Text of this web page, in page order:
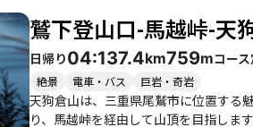
景色に感動し、何度も訪れたいと思う
た、下山後には古里温泉で疲れを癒し
り、アクセスも良好です。登山後の食事や温
りやすい石畳には注意が必要です。特
成感を同時に味わえる素晴らしい登山
鷲下登山口-馬越峠-天
日帰り04:137.4km759mコー
絶景 電車・バス 巨岩・奇岩
天狗倉山は、三重県尾鷲市に位置する
り、馬越峠を経由して山頂を目指しま